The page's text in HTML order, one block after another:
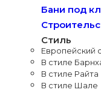
Бани под
Стиль
Европейский
В стиле
В стиле Райта
В стиле Шале